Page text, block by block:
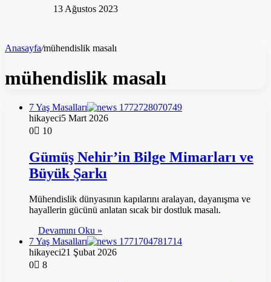
13 Ağustos 2023
Anasayfa/mühendislik masalı
mühendislik masalı
7 Yaş Masalları
hikayeci5 Mart 2026
0
10
Gümüş Nehir’in Bilge Mimarları ve
Büyük Şarkı
Mühendislik dünyasının kapılarını aralayan, dayanışma ve
hayallerin gücünü anlatan sıcak bir dostluk masalı.
Devamını Oku »
7 Yaş Masalları
hikayeci21 Şubat 2026
0
8